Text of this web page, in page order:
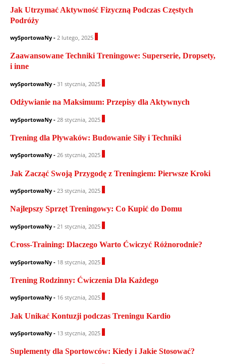
Jak Utrzymać Aktywność Fizyczną Podczas Częstych
Podróży
wySportowaNy - 2 lutego, 2025
Zaawansowane Techniki Treningowe: Superserie, Dropsety,
i inne
wySportowaNy - 31 stycznia, 2025
Odżywianie na Maksimum: Przepisy dla Aktywnych
wySportowaNy - 28 stycznia, 2025
Trening dla Pływaków: Budowanie Siły i Techniki
wySportowaNy - 26 stycznia, 2025
Jak Zacząć Swoją Przygodę z Treningiem: Pierwsze Kroki
wySportowaNy - 23 stycznia, 2025
Najlepszy Sprzęt Treningowy: Co Kupić do Domu
wySportowaNy - 21 stycznia, 2025
Cross-Training: Dlaczego Warto Ćwiczyć Różnorodnie?
wySportowaNy - 18 stycznia, 2025
Trening Rodzinny: Ćwiczenia Dla Każdego
wySportowaNy - 16 stycznia, 2025
Jak Unikać Kontuzji podczas Treningu Kardio
wySportowaNy - 13 stycznia, 2025
Suplementy dla Sportowców: Kiedy i Jakie Stosować?